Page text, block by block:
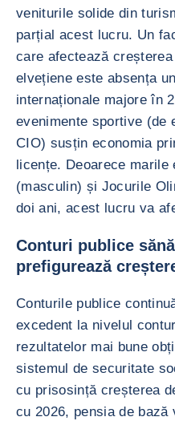
veniturile solide din
parțial acest lucru. Un
care afectează
elvețiene este absența
internaționale majore în
evenimente sportive (de
CIO) susțin economia
licențe. Deoarece marile
(masculin) și Jocurile
doi ani, acest lucru va
Conturi publice
prefigurează
Conturile publice
excedent la nivelul
rezultatelor mai bune
sistemul de securitate
cu prisosință creșterea
cu 2026, pensia de